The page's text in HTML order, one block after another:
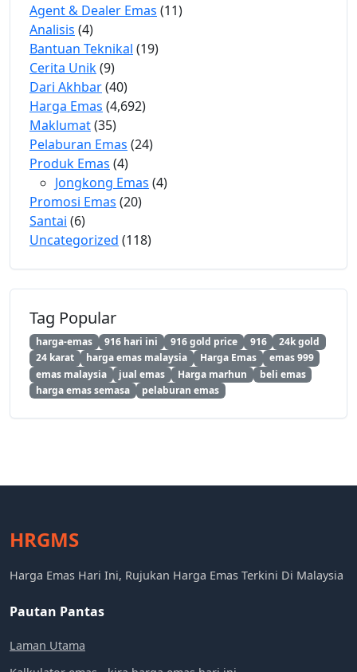
Agent & Dealer Emas (11)
Analisis (4)
Bantuan Teknikal (19)
Cerita Unik(9)
Dari Akhbar(40)
Harga Emas (4,692)
Maklumat(35)
Pelaburan Emas (24)
Produk Emas (4)
Jongkong Emas (4)
Promosi Emas (20)
Santai (6)
Uncategorized (118)
Tag Popular
harga-emas 916 hari ini 916 gold price 916
24k gold
24 karat
harga emas malaysia Harga Emas
emas 999
emas malaysia
jual emas Harga marhun
beli emas
harga emas semasa
pelaburan emas
HRGMS
Harga Emas Hari Ini, Rujukan Harga Emas Terkini Di Malaysia
Pautan Pantas
Laman Utama